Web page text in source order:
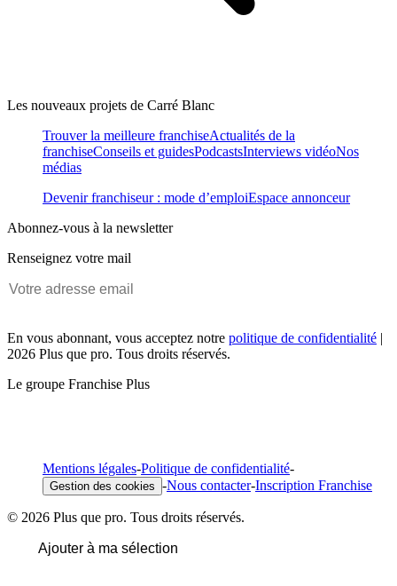
Les nouveaux projets de Carré Blanc
Trouver la meilleure franchiseActualités de la
franchiseConseils et guidesPodcastsInterviews vidéoNos
médias
Devenir franchiseur : mode d’emploiEspace annonceur
Abonnez-vous à la newsletter
Renseignez votre mail
En vous abonnant, vous acceptez notre politique de confidentialité |
2026 Plus que pro. Tous droits réservés.
Le groupe Franchise Plus
Mentions légales-Politique de confidentialité-
Gestion des cookies -Nous contacter-Inscription Franchise
© 2026 Plus que pro. Tous droits réservés.
Ajouter à ma sélection